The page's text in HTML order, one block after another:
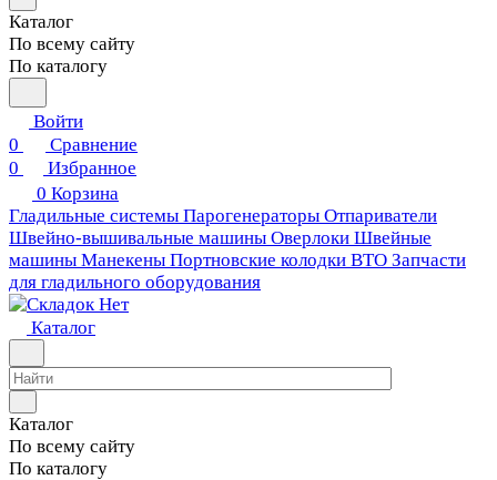
Каталог
По всему сайту
По каталогу
Войти
0
Сравнение
0
Избранное
0 Корзина
Гладильные системы Парогенераторы Отпариватели
Швейно-вышивальные машины Оверлоки Швейные
машины Манекены Портновские колодки ВТО Запчасти
для гладильного оборудования
Каталог
Каталог
По всему сайту
По каталогу